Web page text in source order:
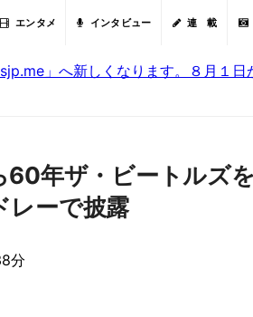
エンタメ インタビュー 連 載
」へ新しくなります。８月１日
60年ザ・ビートルズ
レーで披露
分